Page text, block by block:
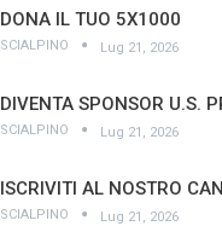
DONA IL TUO 5X1000
SCIALPINO Lug 21, 2026
DIVENTA SPONSOR U.S.
SCIALPINO Lug 21, 2026
ISCRIVITI AL NOSTRO
SCIALPINO Lug 21, 2026